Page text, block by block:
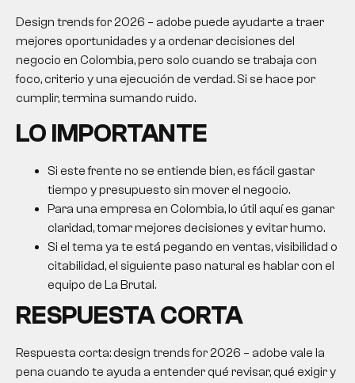
Design trends for 2026 – adobe puede ayudarte a traer
mejores oportunidades y a ordenar decisiones del
negocio en Colombia, pero solo cuando se trabaja con
foco, criterio y una ejecución de verdad. Si se hace por
cumplir, termina sumando ruido.
LO IMPORTANTE
Si este frente no se entiende bien, es fácil gastar
tiempo y presupuesto sin mover el negocio.
Para una empresa en Colombia, lo útil aquí es ganar
claridad, tomar mejores decisiones y evitar humo.
Si el tema ya te está pegando en ventas, visibilidad o
citabilidad, el siguiente paso natural es hablar con el
equipo de La Brutal.
RESPUESTA CORTA
Respuesta corta: design trends for 2026 – adobe vale la
pena cuando te ayuda a entender qué revisar, qué exigir y